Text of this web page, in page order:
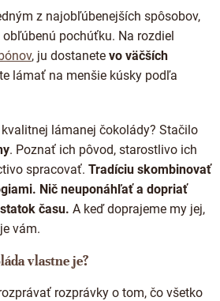
a
c
i
e
p
k
y
v
ý
p
i
s
z najobľúbenejších spôsobov,
pochúťku. Na rozdiel
, ju dostanete vo väčších
lámať na menšie kúsky podľa
lámanej čokolády? Stačilo
. Poznať ich pôvod, starostlivo ich
spracovať. Tradíciu skombinovať
Nič neuponáhľať a dopriať
času. A keď doprajeme my jej,
vám.
vlastne je?
rozprávky o tom, čo všetko